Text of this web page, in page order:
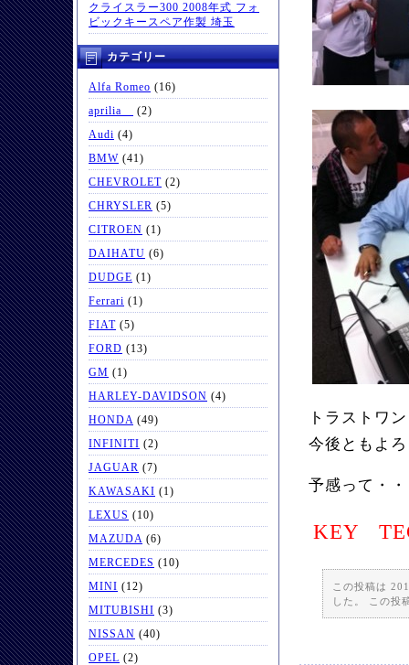
クライスラー300 2008年式 フォ
ビックキースペア作製 埼玉
カテゴリー
Alfa Romeo (16)
aprilia
(2)
Audi (4)
BMW (41)
CHEVROLET (2)
CHRYSLER (5)
CITROEN (1)
DAIHATU (6)
DUDGE (1)
Ferrari (1)
FIAT (5)
FORD (13)
GM (1)
HARLEY-DAVIDSON (4)
HONDA (49)
INFINITI (2)
JAGUAR (7)
KAWASAKI (1)
LEXUS (10)
MAZUDA (6)
MERCEDES (10)
MINI (12)
MITUBISHI (3)
NISSAN (40)
OPEL (2)
トラストワ
今後ともよ
予感って・
KEY
この投稿は
した。 この投